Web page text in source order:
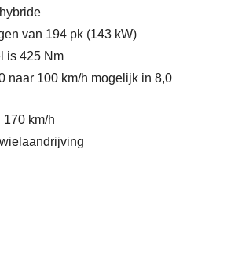
van 194 pk (143 kW)
is 425 Nm
naar 100 km/h mogelijk in 8,0
170 km/h